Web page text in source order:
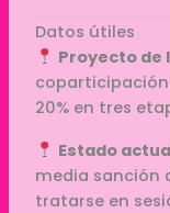
Datos útiles
Proyecto de
coparticipación
20% en tres
Estado
media sanción
tratarse en